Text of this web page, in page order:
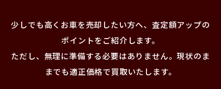
少しでも高くお車を売却したい方へ、査定額アップの
ポイントをご紹介します。
ただし、無理に準備する必要はありません。現状のま
までも適正価格で買取いたします。